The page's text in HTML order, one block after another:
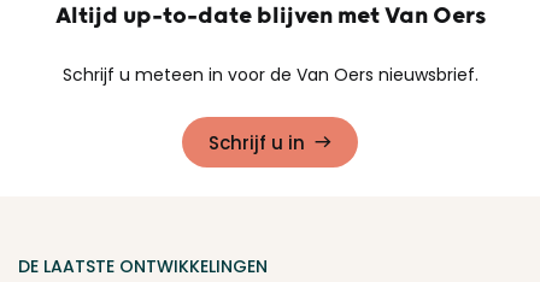
Altijd up-to-date blijven met Van Oers
Schrijf u meteen in voor de Van Oers nieuwsbrief.
Schrijf u in
DE LAATSTE ONTWIKKELINGEN